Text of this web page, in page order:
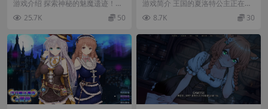
游戏介绍 探索神秘的魅魔遗迹！国
产RPG大作，官方中文版来袭！勇
者与魔物娘的奇妙...
25.7K 50
游戏简介 王国的夏洛特公主正在例
行性地参观一座位于对抗怪物前线
的堡垒。 在她迎接...
8.7K 30